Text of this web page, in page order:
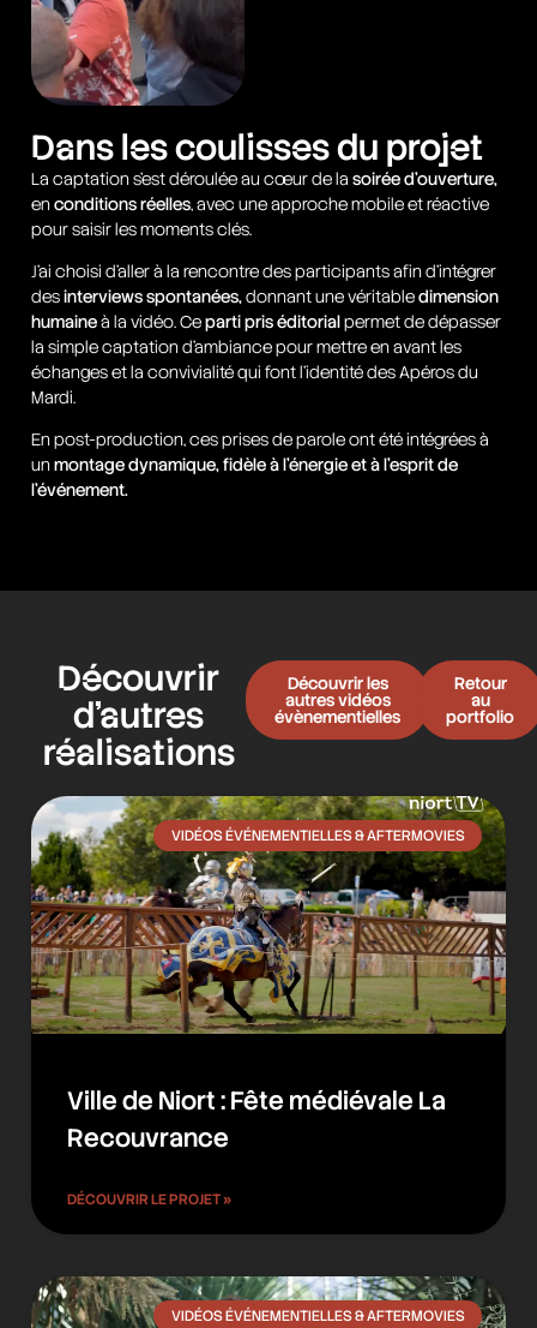
Dans les coulisses du projet
La captation s’est déroulée au cœur de la soirée d’ouverture,
enconditions réelles, avec une approche mobile et réactive
pour saisir les moments clés.
J’ai choisi d’aller à la rencontre des participants afin d’intégrer
desinterviews spontanées,donnant une véritabledimension
humaineà la vidéo. Ceparti pris éditorialpermet de dépasser
la simple captation d’ambiance pour mettre en avant les
échanges et la convivialité qui font l’identité des Apéros du
Mardi.
En post-production, ces prises de parole ont été intégrées à
unmontage dynamique,fidèle à l’énergie et à l’esprit de
l’événement.
Découvrir
d’autres
réalisations
Découvrir les
autres vidéos
évènementielles
Retour
au
portfolio
VIDÉOS ÉVÉNEMENTIELLES & AFTERMOVIES
Ville de Niort : Fête médiévale La
Recouvrance
DÉCOUVRIR LE PROJET »
VIDÉOS ÉVÉNEMENTIELLES & AFTERMOVIES